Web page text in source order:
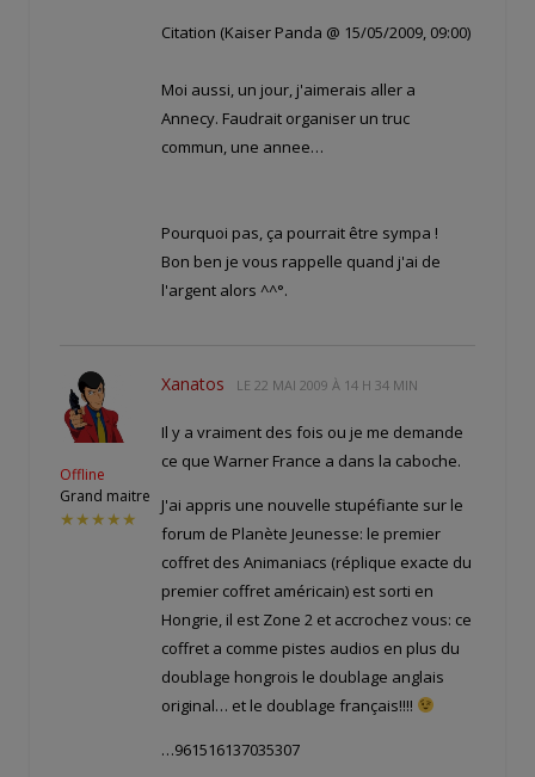
Citation (Kaiser Panda @ 15/05/2009, 09:00)
Moi aussi, un jour, j'aimerais aller a
Annecy. Faudrait organiser un truc
commun, une annee…
Pourquoi pas, ça pourrait être sympa !
Bon ben je vous rappelle quand j'ai de
l'argent alors ^^°.
Offline
Grand maitre
★★★★★
Xanatos LE 22 MAI 2009 À 14 H 34 MIN
Il y a vraiment des fois ou je me demande
ce que Warner France a dans la caboche.
J'ai appris une nouvelle stupéfiante sur le
forum de Planète Jeunesse: le premier
coffret des Animaniacs (réplique exacte du
premier coffret américain) est sorti en
Hongrie, il est Zone 2 et accrochez vous: ce
coffret a comme pistes audios en plus du
doublage hongrois le doublage anglais
original… et le doublage français!!!!
…961516137035307